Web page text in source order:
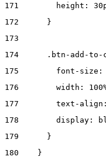
171
height:
172
      }
173
174
.btn-add-
175
font-size:
176
width:
177
text-
178
display:
179
      }
180
    }